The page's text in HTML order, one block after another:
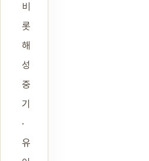
비
롯
해
성
중
기
·
유